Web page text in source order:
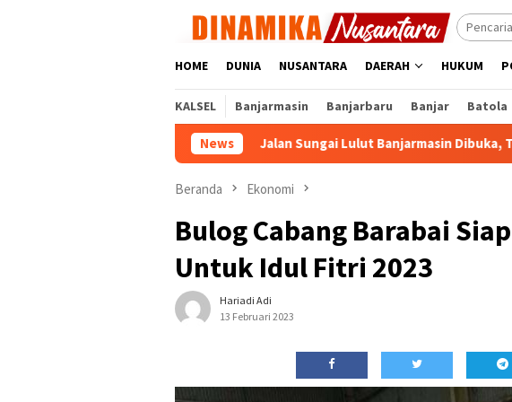
HOME DUNIA NUSANTARA DAERAH HUKUM
KALSEL Banjarmasin Banjarbaru Banjar Batola
News
Jalan Sungai Lulut Banjarmasin Dibuka, Truk di Atas 6
Beranda Ekonomi
Bulog Cabang Barabai
Untuk Idul Fitri 2023
Hariadi Adi
13 Februari 2023